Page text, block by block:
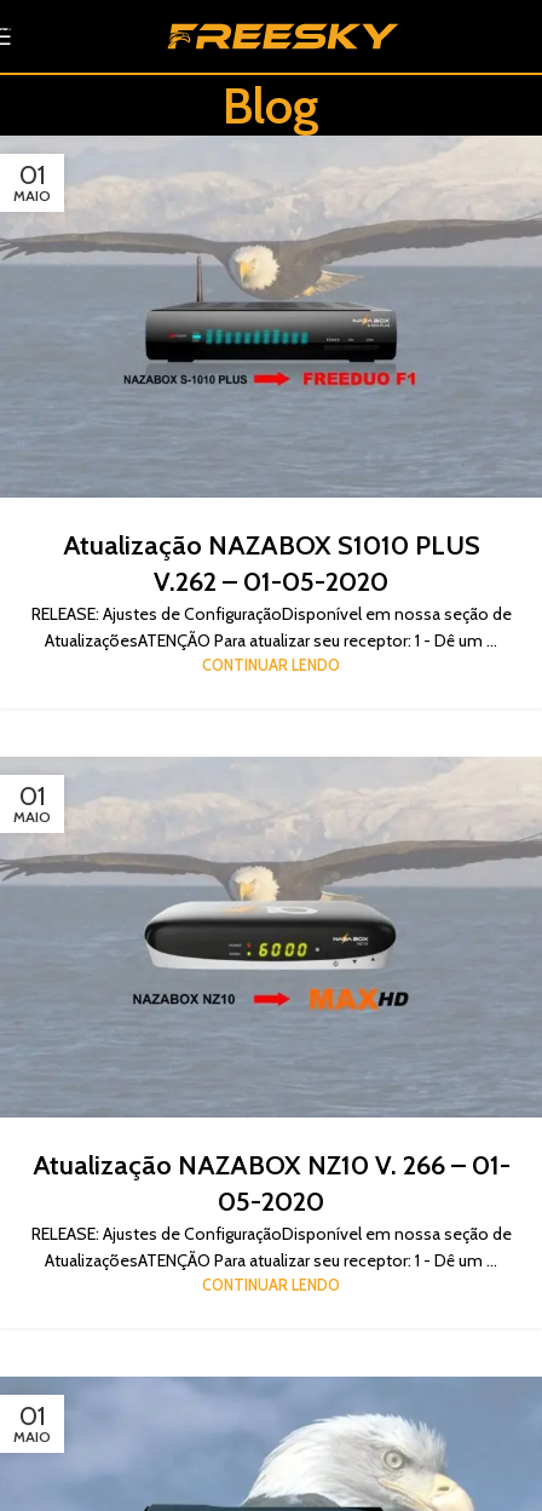
Skip to navigation
Skip to main content
Blog
01
MAIO
Atualização NAZABOX S1010 PLUS
V.262 – 01-05-2020
RELEASE: Ajustes de ConfiguraçãoDisponível em nossa seção de
AtualizaçõesATENÇÃO Para atualizar seu receptor: 1 - Dê um ...
CONTINUAR LENDO
01
MAIO
Atualização NAZABOX NZ10 V. 266 – 01-
05-2020
RELEASE: Ajustes de ConfiguraçãoDisponível em nossa seção de
AtualizaçõesATENÇÃO Para atualizar seu receptor: 1 - Dê um ...
CONTINUAR LENDO
01
MAIO